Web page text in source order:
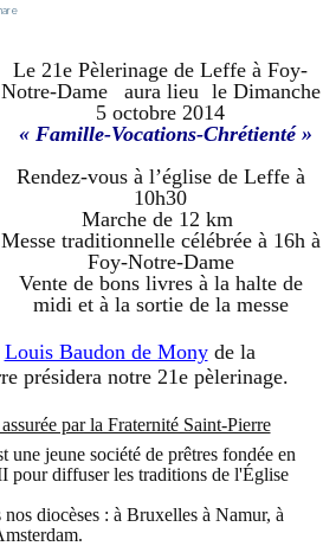
Le 21e Pèlerinage de Leffe à Foy-
Notre-Dame
aura lieu le Dimanche
5 octobre 2014
« Famille-Vocations-Chrétienté »
Rendez-vous à l’église de Leffe à
10h30
Marche de 12 km
Messe traditionnelle célébrée à 16hà
Foy-Notre-Dame
Vente de bons livres à la halte de
midi et à la sortie de la messe
Louis Baudon de Monyde la
présidera notre 21e pèlerinage.
par la Fraternité Saint-Pierre
une jeune société de prêtres fondée en
pour diffuser les traditions de l'Église
diocèses : à Bruxelles à Namur, à